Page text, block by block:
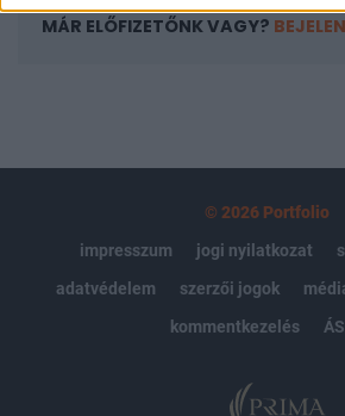
MÁR ELŐFIZETŐNK VAGY?
© 2026 Portfolio
impresszum
jogi nyilatkozat
adatvédelem
szerzői jogok
kommentkezelés